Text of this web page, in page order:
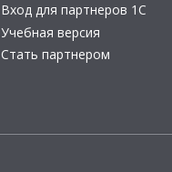
Вход для партнеров 1С
Учебная версия
Стать партнером